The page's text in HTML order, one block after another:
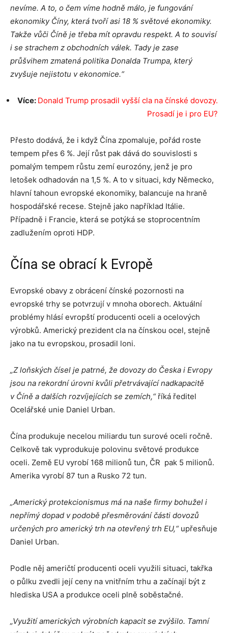
nevíme. A to, o čem víme hodně málo, je fungování
ekonomiky Číny, která tvoří asi 18 % světové ekonomiky.
Takže vůči Číně je třeba mít opravdu respekt. A to souvisí
i se strachem z obchodních válek. Tady je zase
průšvihem zmatená politika Donalda Trumpa, který
zvyšuje nejistotu v ekonomice.“
Více: Donald Trump prosadil vyšší cla na čínské dovozy.
Prosadí je i pro EU?
Přesto dodává, že i když Čína zpomaluje, pořád roste
tempem přes 6 %. Její růst pak dává do souvislosti s
pomalým tempem růstu zemí eurozóny, jenž je pro
letošek odhadován na 1,5 %. A to v situaci, kdy Německo,
hlavní tahoun evropské ekonomiky, balancuje na hraně
hospodářské recese. Stejně jako například Itálie.
Případně i Francie, která se potýká se stoprocentním
zadlužením oproti HDP.
Čína se obrací k Evropě
Evropské obavy z obrácení čínské pozornosti na
evropské trhy se potvrzují v mnoha oborech. Aktuální
problémy hlásí evropští producenti oceli a ocelových
výrobků. Americký prezident cla na čínskou ocel, stejně
jako na tu evropskou, prosadil loni.
„Z loňských čísel je patrné, že dovozy do Česka i Evropy
jsou na rekordní úrovni kvůli přetrvávající nadkapacitě
v Číně a dalších rozvíjejících se zemích,“říká ředitel
Ocelářské unie Daniel Urban.
Čína produkuje necelou miliardu tun surové oceli ročně.
Celkově tak vyprodukuje polovinu světové produkce
oceli. Země EU vyrobí 168 milionů tun, ČR pak 5 milionů.
Amerika vyrobí 87 tun a Rusko 72 tun.
„Americký protekcionismus má na naše firmy bohužel i
nepřímý dopad v podobě přesměrování části dovozů
určených pro americký trh na otevřený trh EU,“upřesňuje
Daniel Urban.
Podle něj američtí producenti oceli využili situaci, takřka
o půlku zvedli její ceny na vnitřním trhu a začínají být z
hlediska USA a produkce oceli plně soběstačné.
„Využití amerických výrobních kapacit se zvýšilo. Tamní